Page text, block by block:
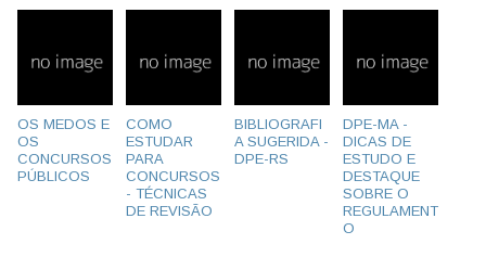
OS MEDOS E
OS
CONCURSOS
PÚBLICOS
COMO
ESTUDAR
PARA
CONCURSOS
- TÉCNICAS
DE REVISÃO
BIBLIOGRAFI
A SUGERIDA -
DPE-RS
DPE-MA -
DICAS DE
ESTUDO E
DESTAQUE
SOBRE O
REGULAMENT
O